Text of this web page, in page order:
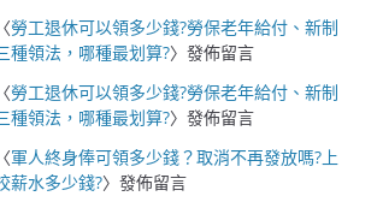
勞工退休可以領多少錢?勞保老年給付、新制
種領法，哪種最划算?〉發佈留言
勞工退休可以領多少錢?勞保老年給付、新制
種領法，哪種最划算?〉發佈留言
軍人終身俸可領多少錢？取消不再發放嗎?上
薪水多少錢?〉發佈留言